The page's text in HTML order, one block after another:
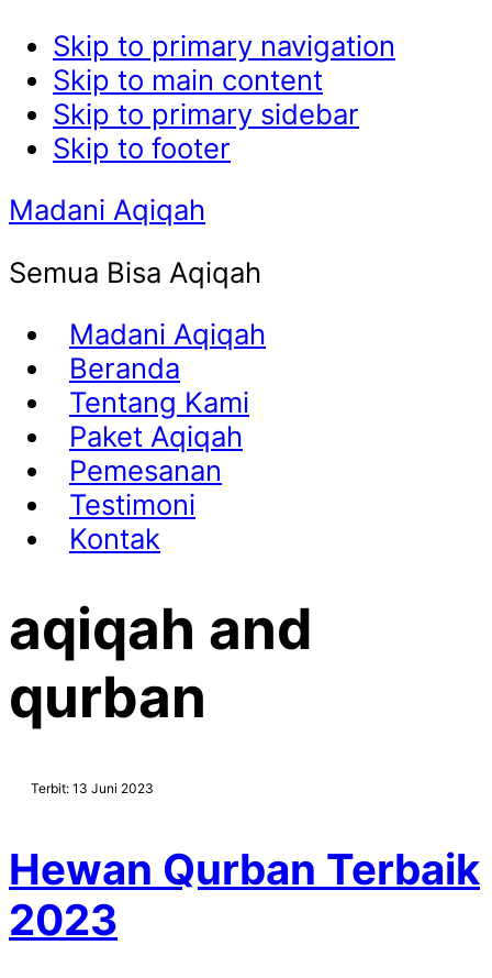
Skip to primary navigation
Skip to main content
Skip to primary sidebar
Skip to footer
Madani Aqiqah
Semua Bisa Aqiqah
Madani Aqiqah
Beranda
Tentang Kami
Paket Aqiqah
Pemesanan
Testimoni
Kontak
aqiqah and
qurban
Terbit: 13 Juni 2023
Hewan Qurban Terbaik
2023